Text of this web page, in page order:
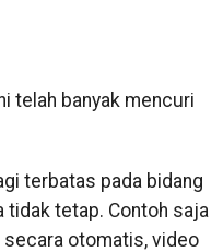
telah banyak mencuri
terbatas pada bidang
tidak tetap. Contoh saja
otomatis, video